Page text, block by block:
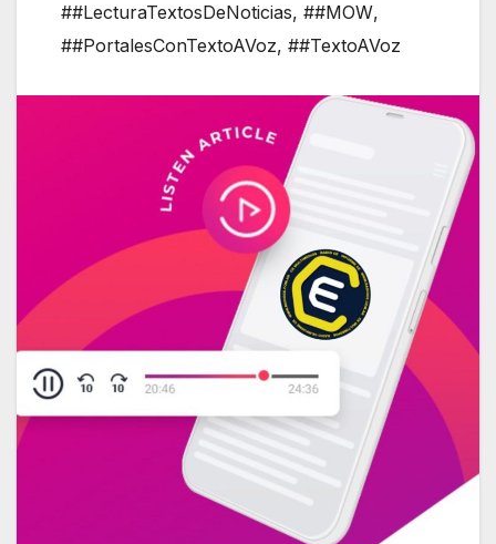
##LecturaTextosDeNoticias, ##MOW,
##PortalesConTextoAVoz, ##TextoAVoz